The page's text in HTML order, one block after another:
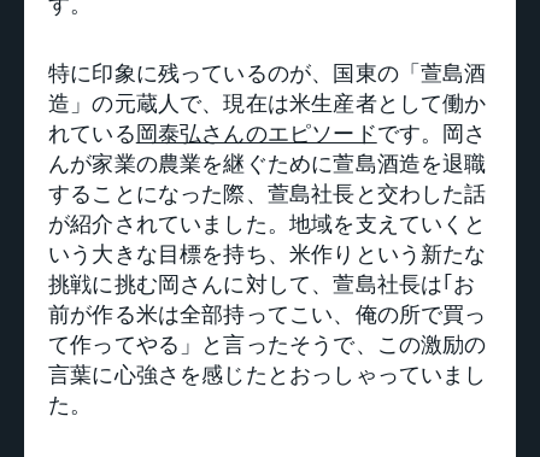
特に印象に残っているのが、国東の「萱島酒
造」の元蔵人で、現在は米生産者として働か
れている岡泰弘さんのエピソードです。岡さ
んが家業の農業を継ぐために萱島酒造を退職
することになった際、萱島社長と交わした話
が紹介されていました。地域を支えていくと
いう大きな目標を持ち、米作りという新たな
挑戦に挑む岡さんに対して、萱島社長は｢お
前が作る米は全部持ってこい、俺の所で買っ
て作ってやる」と言ったそうで、この激励の
言葉に心強さを感じたとおっしゃっていまし
た。